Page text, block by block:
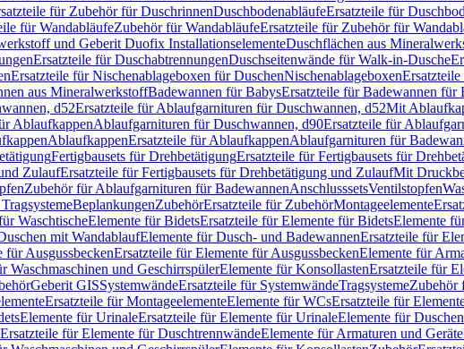
für Zubehör für DuschrinnenDuschbodenabläufeErsatzteile für
für WandabläufeZubehör für WandabläufeErsatzteile für Zubehör für
und Geberit Duofix InstallationselementeDuschflächen aus
Ersatzteile für DuschabtrennungenDuschseitenwände für Walk-in-Dusche
Ersatzteile für Nischenablageboxen für DuschenNischenablageboxen
aus MineralwerkstoffBadewannen für BabysErsatzteile für Badewannen für
d52Ersatzteile für Ablaufgarnituren für Duschwannen, d52Mit
AblaufkappenAblaufgarnituren für Duschwannen, d90Ersatzteile für
AblaufkappenErsatzteile für AblaufkappenAblaufgarnituren für
Fertigbausets für DrehbetätigungErsatzteile für Fertigbausets für
ZulaufErsatzteile für Fertigbausets für Drehbetätigung und ZulaufMit
Zubehör für Ablaufgarnituren für BadewannenAnschlusssetsVentilstopfen
BeplankungenZubehörErsatzteile für ZubehörMontageelemente
WaschtischeElemente für BidetsErsatzteile für Elemente für BidetsElemente
mit WandablaufElemente für Dusch- und BadewannenErsatzteile für
für AusgussbeckenErsatzteile für Elemente für AusgussbeckenElemente für
Waschmaschinen und GeschirrspülerElemente für KonsollastenErsatzteile für
Geberit GISSystemwändeErsatzteile für SystemwändeTragsystemeZubehör
Ersatzteile für MontageelementeElemente für WCsErsatzteile für
Elemente für UrinaleErsatzteile für Elemente für UrinaleElemente für
Ersatzteile für Elemente für DuschtrennwändeElemente für Armaturen und Geräte